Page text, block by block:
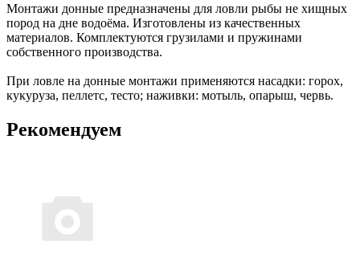
Монтажи донные предназначены для ловли рыбы не хищных
пород на дне водоёма. Изготовлены из качественных
материалов. Комплектуются грузилами и пружинами
собственного производства.
При ловле на донные монтажи применяются насадки: горох,
кукуруза, пеллетс, тесто; наживки: мотыль, опарыш, червь.
Рекомендуем